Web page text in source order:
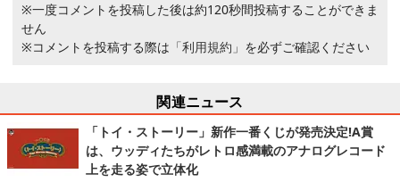
※一度コメントを投稿した後は約120秒間投稿することができま
せん
※コメントを投稿する際は 「利用規約」 を必ずご確認ください
関連ニュース
「トイ・ストーリー」新作一番くじが発売決定!A賞
は、ウッディたちがレトロ感満載のアナログレコード
上を走る姿で立体化